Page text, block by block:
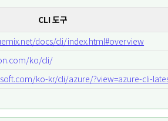
CLI 도구
docs/cli/index.html#overview
ko/cli/
ko-kr/cli/azure/?view=azure-cli-